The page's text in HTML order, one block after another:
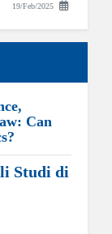
19/Feb/2025
Can
Studi di